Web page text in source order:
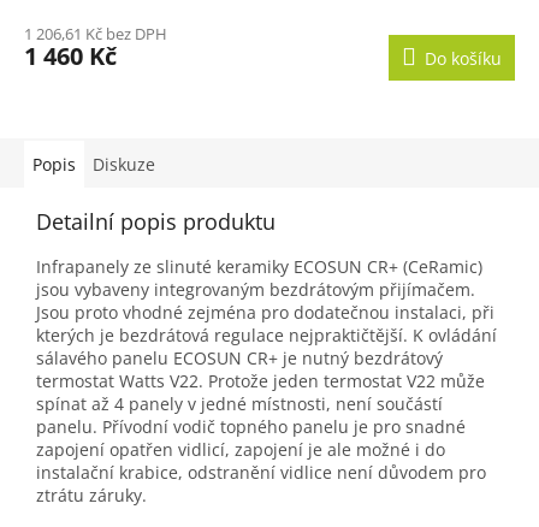
1 206,61 Kč bez DPH
1 460 Kč Do košíku
Popis Diskuze
Detailní popis produktu
Infrapanely ze slinuté keramiky ECOSUN CR+ (CeRamic)
jsou vybaveny integrovaným bezdrátovým přijímačem.
Jsou proto vhodné zejména pro dodatečnou instalaci, při
kterých je bezdrátová regulace nejpraktičtější. K ovládání
sálavého panelu ECOSUN CR+ je nutný bezdrátový
termostat Watts V22. Protože jeden termostat V22 může
spínat až 4 panely v jedné místnosti, není součástí
panelu. Přívodní vodič topného panelu je pro snadné
zapojení opatřen vidlicí, zapojení je ale možné i do
instalační krabice, odstranění vidlice není důvodem pro
ztrátu záruky.